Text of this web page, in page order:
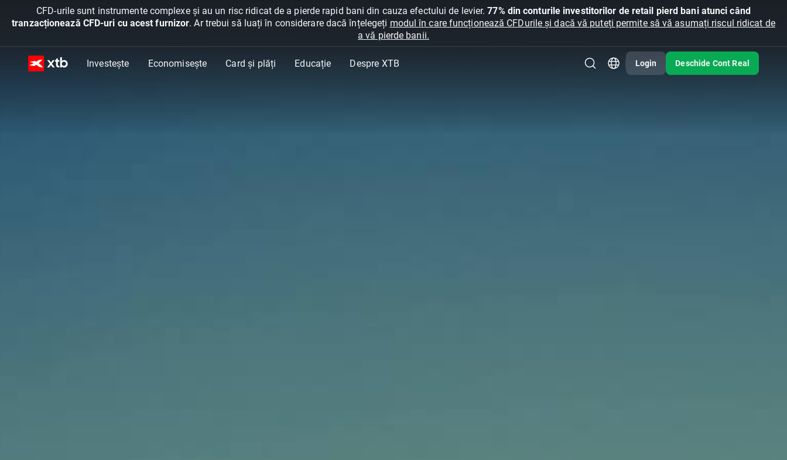
CFD-urile sunt instrumente complexe și au un risc ridicat de a pierde rapid bani din cauza efectului de levier.77% din conturile investitorilor de retail pierd bani atunci când
tranzacționează CFD-uri cu acest furnizor. Ar trebui să luați în considerare dacă înțelegeți modul în care funcționează CFDurile și dacă vă puteți permite să vă asumați riscul ridicat de
a vă pierde banii.
Investește Economisește Card și plăți Educație Despre XTB Login Deschide Cont Real